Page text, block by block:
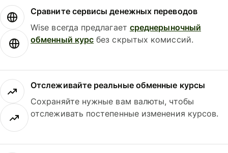
Сравните сервисы денежных переводов
Wise всегда предлагает среднерыночный
обменный курс без скрытых комиссий.
Отслеживайте реальные обменные курсы
Сохраняйте нужные вам валюты, чтобы
отслеживать постепенные изменения курсов.